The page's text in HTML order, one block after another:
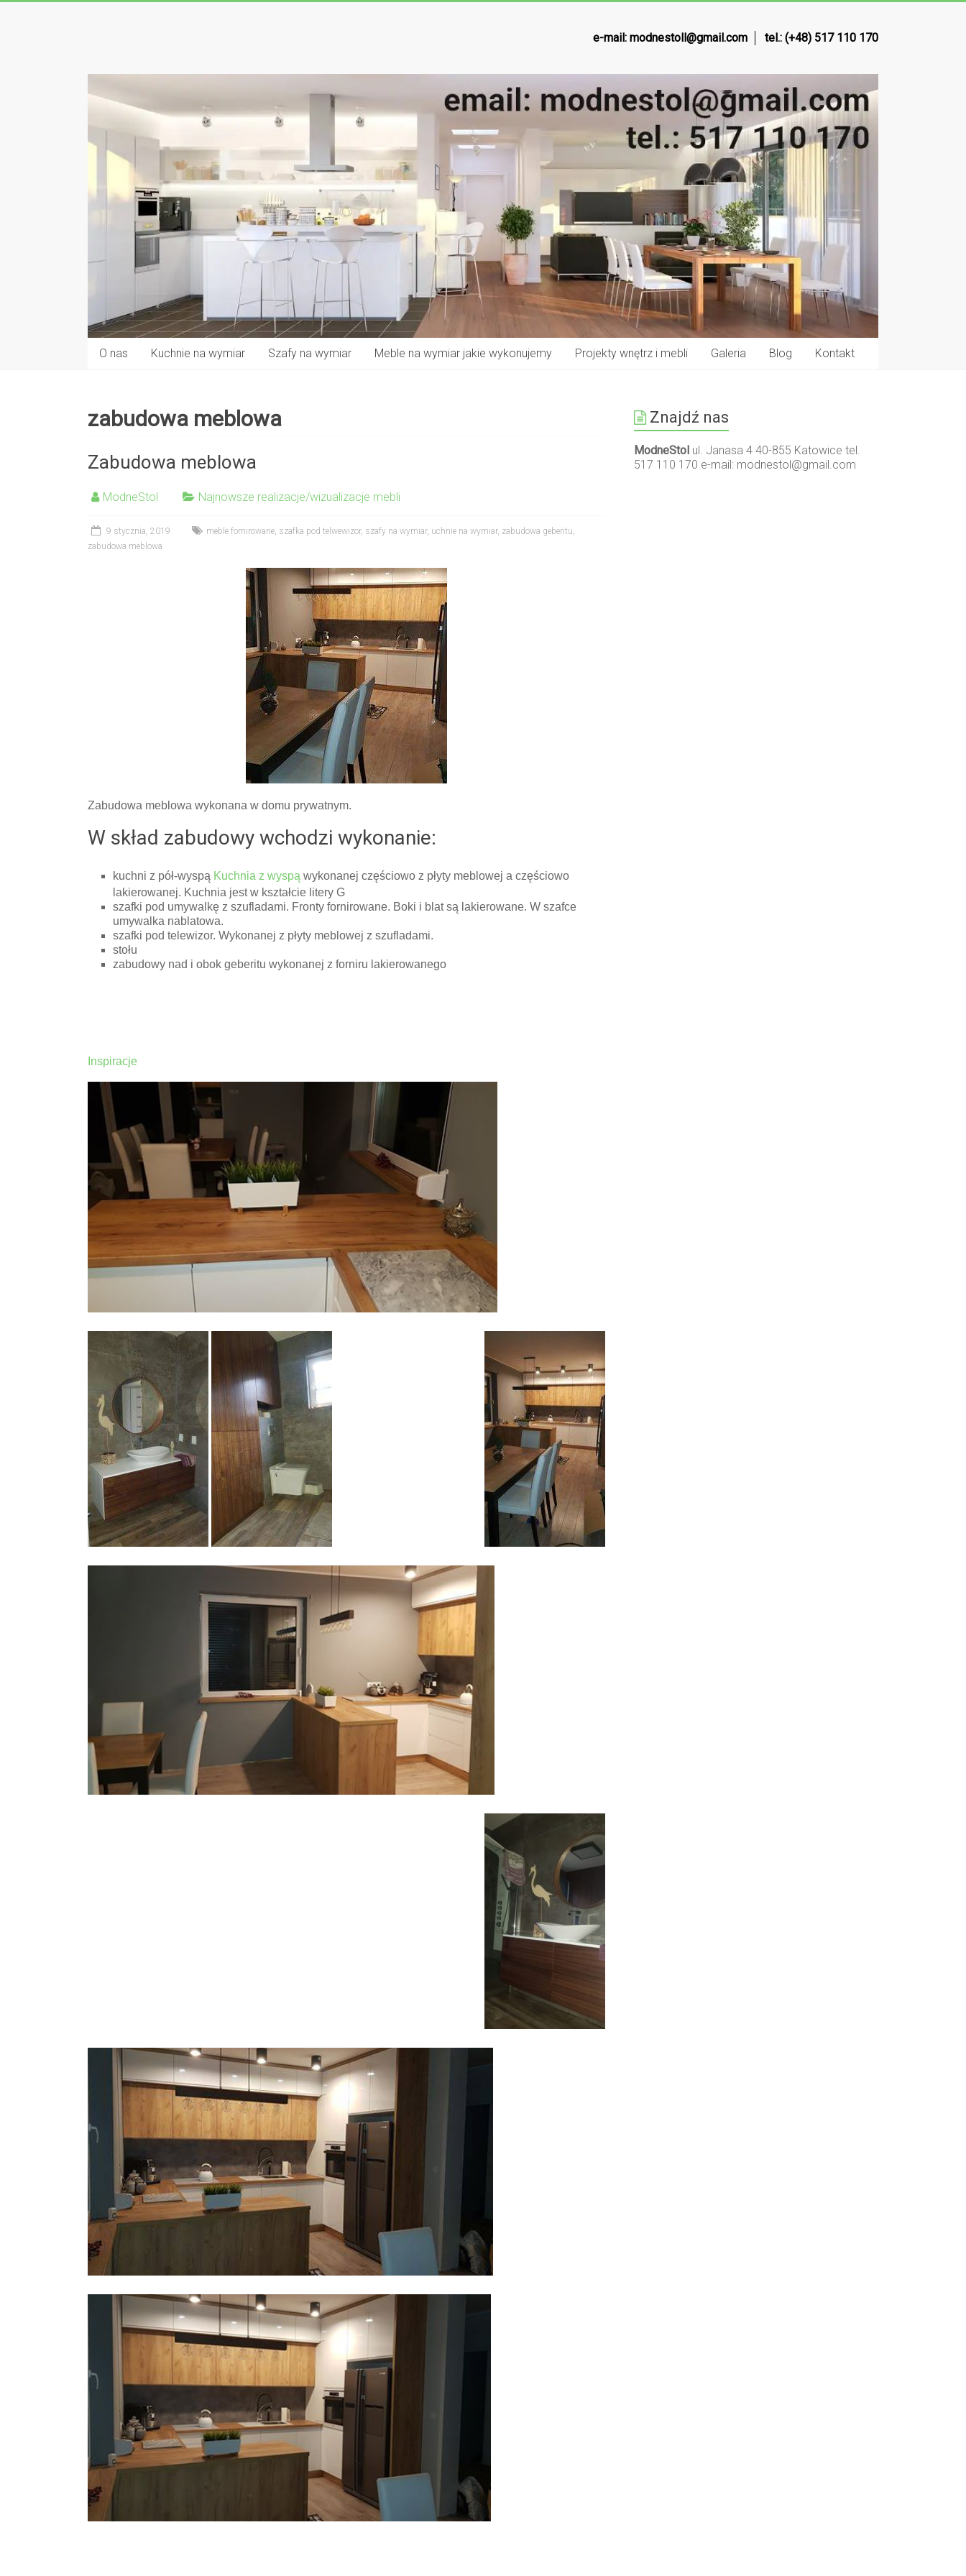
e-mail: modnestoll@gmail.com tel.: (+48) 517 110 170
O nas Kuchnie na wymiar Szafy na wymiar Meble na wymiar jakie wykonujemy Projekty wnętrz i mebli Galeria Blog Kontakt
zabudowa meblowa
Zabudowa meblowa
ModneStol Najnowsze realizacje/wizualizacje mebli
9 stycznia, 2019 meble fornirowane szafka pod telwewizor, szafy na wymiar, uchnie na wymiar, zabudowa geberitu
zabudowa meblowa
Zabudowa meblowa wykonana w domu prywatnym.
W skład zabudowy wchodzi wykonanie:
kuchni z pół-wyspą Kuchnia z wyspą wykonanej częściowo z płyty meblowej a częściowo
lakierowanej. Kuchnia jest w kształcie litery G
szafki pod umywalkę z szufladami. Fronty fornirowane. Boki i blat są lakierowane. W szafce
umywalka nablatowa.
szafki pod telewizor. Wykonanej z płyty meblowej z szufladami.
stołu
zabudowy nad i obok geberitu wykonanej z forniru lakierowanego
Inspiracje
Znajdź nas
ModneStol ul. Janasa 4 40-855 Katowice tel.
517 110 170 e-mail: modnestol@gmail.com